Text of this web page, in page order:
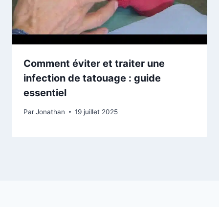
Comment éviter et traiter une
infection de tatouage : guide
essentiel
ParJonathan 19 juillet 2025